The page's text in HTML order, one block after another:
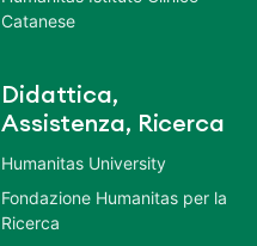
Catanese
Didattica,
Assistenza, Ricerca
Humanitas University
Fondazione Humanitas per la
Ricerca